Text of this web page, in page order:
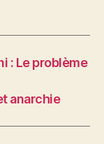
: Le problème
anarchie